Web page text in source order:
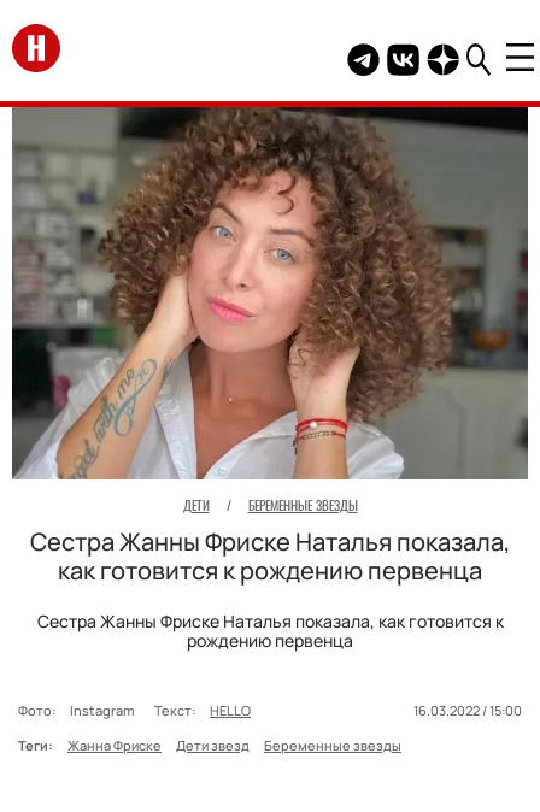
Перейти на главную
Telegram канал
Группа HELLO
Канал
ДЕТИ / БЕРЕМЕННЫЕ ЗВЕЗДЫ
Сестра Жанны Фриске Наталья показала,
как готовится к рождению первенца
Сестра Жанны Фриске Наталья показала, как готовится к
рождению первенца
Фото: Instagram Текст: HELLO
16.03.2022 / 15:00
Теги:
Жанна Фриске Дети звезд Беременные звезды